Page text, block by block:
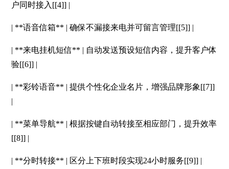
户同时接入[[4]] |
| **语音信箱** | 确保不漏接来电并可留言管理[[5]] |
| **来电挂机短信** | 自动发送预设短信内容，提升客户体
验[[6]] |
| **彩铃语音** | 提供个性化企业名片，增强品牌形象[[7]]
|
| **菜单导航** | 根据按键自动转接至相应部门，提升效率
[[8]] |
| **分时转接** | 区分上下班时段实现24小时服务[[9]] |